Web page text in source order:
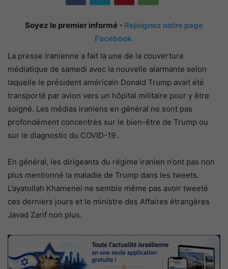
Soyez le premier informé - Rejoignez notre page
Facebook.
La presse iranienne a fait la une de la couverture
médiatique de samedi avec la nouvelle alarmante selon
laquelle le président américain Donald Trump avait été
transporté par avion vers un hôpital militaire pour y être
soigné. Les médias iraniens en général ne sont pas
profondément concentrés sur le bien-être de Trump ou
sur le diagnostic du COVID-19 .
En général, les dirigeants du régime iranien n’ont pas non
plus mentionné la maladie de Trump dans les tweets.
L’ayatollah Khamenei ne semble même pas avoir tweeté
ces derniers jours et le ministre des Affaires étrangères
Javad Zarif non plus.